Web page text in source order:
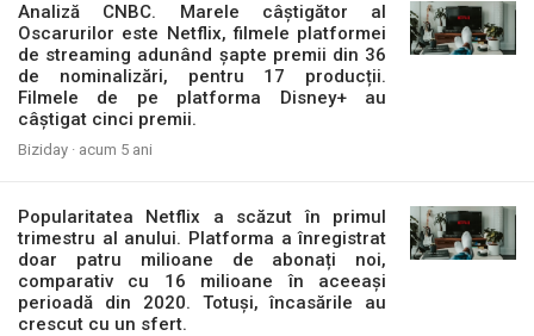
Analiză CNBC. Marele câștigător al
Oscarurilor este Netflix, filmele platformei
de streaming adunând șapte premii din 36
de nominalizări, pentru 17 producții.
Filmele de pe platforma Disney+ au
câștigat cinci premii.
Biziday · acum 5 ani
Popularitatea Netflix a scăzut în primul
trimestru al anului. Platforma a înregistrat
doar patru milioane de abonați noi,
comparativ cu 16 milioane în aceeași
perioadă din 2020. Totuși, încasările au
crescut cu un sfert.